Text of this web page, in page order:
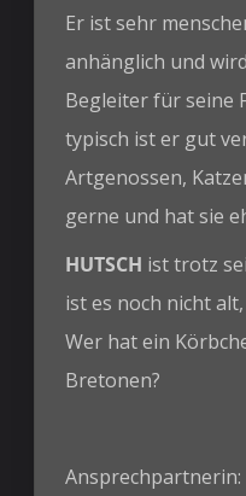
Er ist sehr
anhänglich und
Begleiter für seine
typisch ist er gut
Artgenossen,
gerne und hat sie
HUTSCH ist trotz
ist es noch nicht
Wer hat ein
Bretonen?
Ansprechpartnerin: